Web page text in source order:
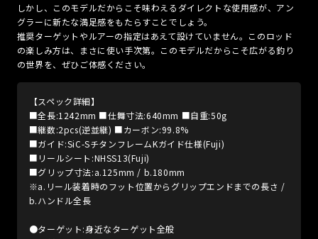
しかし、このモデルだからこそ味わえるダイレクトな使用感が、アン
グラーに新たな満足感をもたらすことでしょう。
推奨ターゲットやルアーの指定はあえて設けていません。このロッド
の楽しみ方は、まさに使い手次第。このモデルだからこそ広がる釣り
の世界を、ぜひご体感ください。
【スペック詳細】
■全長:1242mm ■仕舞寸法:640mm ■自重:50g
■継数:2pcs(逆並継) ■カーボン:99.8%
■ガイド:SiC-SチタンフレームKガイド仕様(Fuji)
■リールシート:NHSS13(Fuji)
■グリップ寸法:a.125mm / b.180mm
※a.リール装着時のフット位置からグリップエンドまでの長さ /
b.ハンドル全長
●ターゲット:身近なターゲット全般